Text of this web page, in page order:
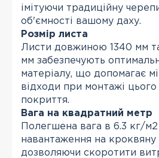
імітуючи традиційну
об'ємності вашому даху.
Розмір листа
Листи довжиною 1340 мм
мм забезпечують
матеріалу, що допомагає
відходи при монтажі цього
покриття.
Вага на квадратний метр
Полегшена вага в 6.3 кг/
навантаження на кроквяну
дозволяючи скоротити